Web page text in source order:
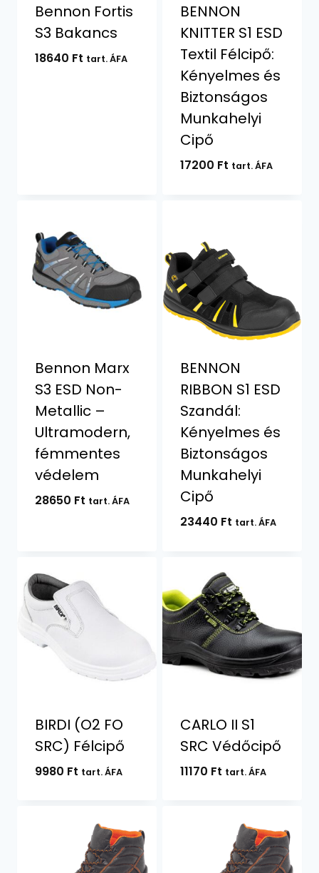
Bennon Fortis
S3 Bakancs
18640 Ft tart. ÁFA
BENNON
KNITTER S1 ESD
Textil Félcipő:
Kényelmes és
Biztonságos
Munkahelyi
Cipő
17200 Ft tart. ÁFA
Bennon Marx
S3 ESD Non-
Metallic –
Ultramodern,
fémmentes
védelem
28650 Ft tart. ÁFA
BENNON
RIBBON S1 ESD
Szandál:
Kényelmes és
Biztonságos
Munkahelyi
Cipő
23440 Ft tart. ÁFA
BIRDI (O2 FO
SRC) Félcipő
9980 Ft tart. ÁFA
CARLO II S1
SRC Védőcipő
11170 Ft tart. ÁFA